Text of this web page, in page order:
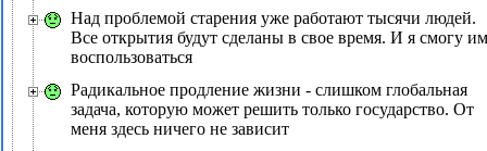
Над проблемой старения уже работают тысячи людей.
Все открытия будут сделаны в свое время. И я смогу
воспользоваться
Радикальное продление жизни - слишком глобальная
задача, которую может решить только государство. От
меня здесь ничего не зависит